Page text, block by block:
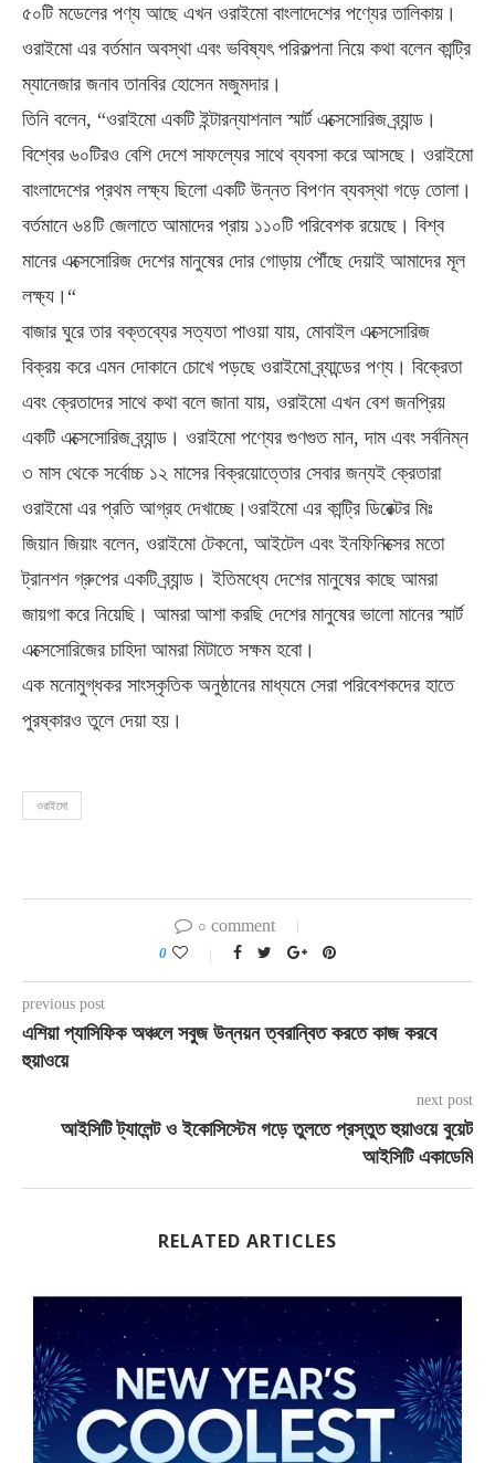
৫০টি মডেলের পণ্য আছে এখন ওরাইমো বাংলাদেশের পণ্যের তালিকায়।
ওরাইমো এর বর্তমান অবস্থা এবং ভবিষ্যৎ পরিকল্পনা নিয়ে কথা বলেন কান্ট্রি
ম্যানেজার জনাব তানবির হোসেন মজুমদার।
তিনি বলেন, “ওরাইমো একটি ইন্টারন্যাশনাল স্মার্ট এক্সেসোরিজ ব্র্যান্ড।
বিশ্বের ৬০টিরও বেশি দেশে সাফল্যের সাথে ব্যবসা করে আসছে। ওরাইমো
বাংলাদেশের প্রথম লক্ষ্য ছিলো একটি উন্নত বিপণন ব্যবস্থা গড়ে তোলা।
বর্তমানে ৬৪টি জেলাতে আমাদের প্রায় ১১০টি পরিবেশক রয়েছে। বিশ্ব
মানের এক্সেসোরিজ দেশের মানুষের দোর গোড়ায় পৌঁছে দেয়াই আমাদের মূল
লক্ষ্য।“
বাজার ঘুরে তার বক্তব্যের সত্যতা পাওয়া যায়, মোবাইল এক্সেসোরিজ
বিক্রয় করে এমন দোকানে চোখে পড়ছে ওরাইমো ব্র্যান্ডের পণ্য। বিক্রেতা
এবং ক্রেতাদের সাথে কথা বলে জানা যায়, ওরাইমো এখন বেশ জনপ্রিয়
একটি এক্সেসোরিজ ব্র্যান্ড। ওরাইমো পণ্যের গুণগুত মান, দাম এবং সর্বনিম্ন
৩ মাস থেকে সর্বোচ্চ ১২ মাসের বিক্রয়োত্তোর সেবার জন্যই ক্রেতারা
ওরাইমো এর প্রতি আগ্রহ দেখাচ্ছে।ওরাইমো এর কান্ট্রি ডিরেক্টর মিঃ
জিয়ান জিয়াং বলেন, ওরাইমো টেকনো, আইটেল এবং ইনফিনিক্সের মতো
ট্রানশন গ্রুপের একটি ব্র্যান্ড। ইতিমধ্যে দেশের মানুষের কাছে আমরা
জায়গা করে নিয়েছি। আমরা আশা করছি দেশের মানুষের ভালো মানের স্মার্ট
এক্সেসোরিজের চাহিদা আমরা মিটাতে সক্ষম হবো।
এক মনোমুগ্ধকর সাংস্কৃতিক অনুষ্ঠানের মাধ্যমে সেরা পরিবেশকদের হাতে
পুরষ্কারও তুলে দেয়া হয়।
ওরাইমো
০ comment
0
previous post
এশিয়া প্যাসিফিক অঞ্চলে সবুজ উন্নয়ন ত্বরান্বিত করতে কাজ করবে
হুয়াওয়ে
next post
আইসিটি ট্যালেন্ট ও ইকোসিস্টেম গড়ে তুলতে প্রস্তুত হুয়াওয়ে বুয়েট
আইসিটি একাডেমি
RELATED ARTICLES